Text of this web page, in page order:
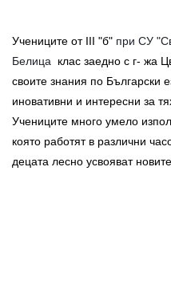
Учениците от III "б" при СУ
Белица клас заедно с г- жа
своите знания по Български
иновативни и интересни за
Учениците много умело
която работят в различни
децата лесно усвояват